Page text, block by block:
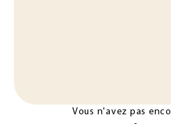
Vous n'avez pas